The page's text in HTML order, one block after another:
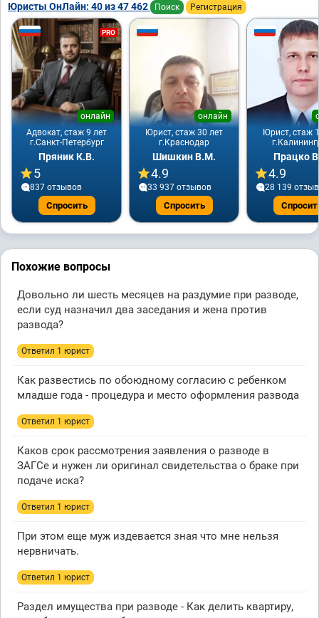
Юристы ОнЛайн: 40 из 47 462 Поиск Регистрация
PRO
Адвокат, стаж 9 лет
онлайн
г.Санкт-Петербург
Пряник К.В.
5
837 отзывов
Спросить
Юрист, стаж 30 лет
онлайн
г.Краснодар
Шишкин В.М.
4.9
33 937 отзывов
Спросить
Юрист, стаж
Працко
4.9
28 139
Похожие вопросы
Довольно ли шесть месяцев на раздумие при разводе,
если суд назначил два заседания и жена против
развода?
Ответил 1 юрист
Как развестись по обоюдному согласию с ребенком
младше года - процедура и место оформления развода
Ответил 1 юрист
Каков срок рассмотрения заявления о разводе в
ЗАГСе и нужен ли оригинал свидетельства о браке при
подаче иска?
Ответил 1 юрист
При этом еще муж издевается зная что мне нельзя
нервничать.
Ответил 1 юрист
Раздел имущества при разводе - Как делить квартиру,